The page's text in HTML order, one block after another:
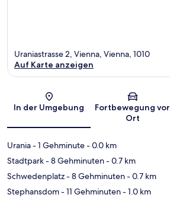
Karte
Uraniastrasse 2, Vienna, Vienna, 1010
Auf Karte anzeigen
In der Umgebung
Fortbewegung vor
Ort
Urania- 1 Gehminute- 0.0 km
Stadtpark- 8 Gehminuten- 0.7 km
Schwedenplatz- 8 Gehminuten- 0.7 km
Stephansdom- 11 Gehminuten- 1.0 km